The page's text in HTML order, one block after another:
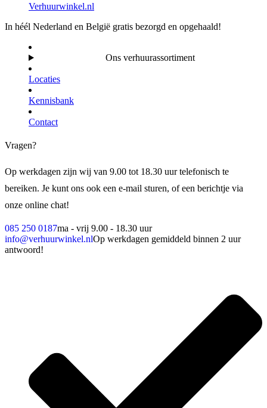
Verhuurwinkel.nl
In héél Nederland en België gratis bezorgd en opgehaald!
Ons verhuurassortiment
Locaties
Kennisbank
Contact
Vragen?
Op werkdagen zijn wij van 9.00 tot 18.30 uur telefonisch te
bereiken. Je kunt ons ook een e-mail sturen, of een berichtje via
onze online chat!
085 250 0187ma - vrij 9.00 - 18.30 uur
info@verhuurwinkel.nlOp werkdagen gemiddeld binnen 2 uur
antwoord!